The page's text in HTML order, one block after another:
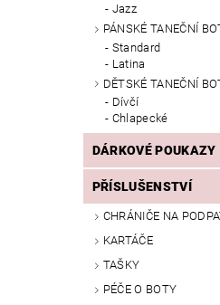
Jazz
PÁNSKÉ TANEČNÍ
Standard
Latina
DĚTSKÉ TANEČNÍ
Dívčí
Chlapecké
DÁRKOVÉ POUKAZY
PŘÍSLUŠENSTVÍ
CHRÁNIČE NA
KARTÁČE
TAŠKY
PÉČE O BOTY